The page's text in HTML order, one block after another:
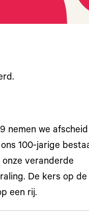
nemen we afscheid
100-jarige
veranderde
De kers op de
een rij.